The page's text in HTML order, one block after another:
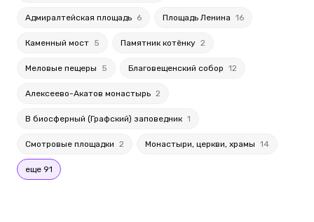
Адмиралтейская площадь 6 Площадь Ленина 16
Каменный мост 5 Памятник котёнку 2
Меловые пещеры 5 Благовещенский собор 12
Алексеево-Акатов монастырь 2
В биосферный (Графский) заповедник 1
Смотровые площадки 2 Монастыри, церкви, храмы 14
еще 91